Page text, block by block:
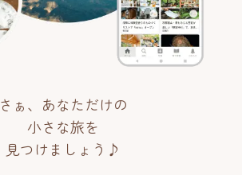
さぁ、あなただけの
小さな旅を
見つけましょう♪